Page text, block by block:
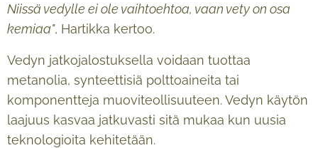
Niissä vedylle ei ole vaihtoehtoa, vaan vety on osa
kemiaa", Hartikka kertoo.
Vedyn jatkojalostuksella voidaan tuottaa
metanolia, synteettisiä polttoaineita tai
komponentteja muoviteollisuuteen. Vedyn käytön
laajuus kasvaa jatkuvasti sitä mukaa kun uusia
teknologioita kehitetään.